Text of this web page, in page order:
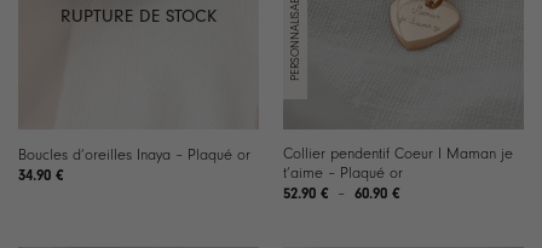
RUPTURE DE STOCK
Boucles d’oreilles Inaya – Plaqué or
34.90 €
Collier pendentif Coeur I Maman je
t’aime – Plaqué or
52.90 € – 60.90 €Plage